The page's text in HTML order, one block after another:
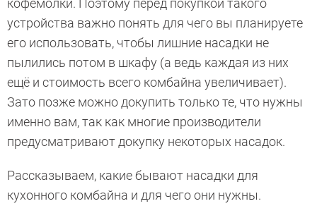
кофемолки. Поэтому перед покупкой такого
устройства важно понять для чего вы планируете
его использовать, чтобы лишние насадки не
пылились потом в шкафу (а ведь каждая из них
ещё и стоимость всего комбайна увеличивает).
Зато позже можно докупить только те, что нужны
именно вам, так как многие производители
предусматривают докупку некоторых насадок.
Рассказываем, какие бывают насадки для
кухонного комбайна и для чего они нужны.